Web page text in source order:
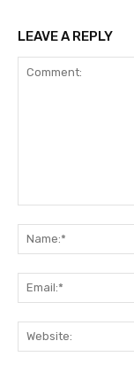
LEAVE A REPLY